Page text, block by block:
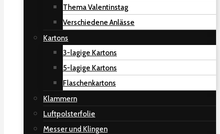
Thema Valentinstag
Verschiedene Anlässe
Kartons
3-lagige Kartons
5-lagige Kartons
Flaschenkartons
Klammern
Luftpolsterfolie
Messer und Klingen